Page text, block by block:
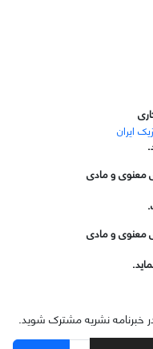
معنوی و مادی
معنوی و مادی
خبرنامه نشریه مشترک شوید.